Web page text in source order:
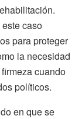
caso
para proteger
la necesidad
cuando
políticos.
en que se